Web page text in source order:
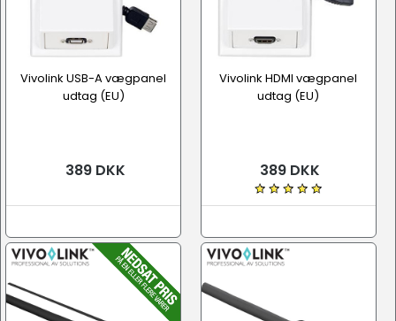
Vivolink USB-A vægpanel
udtag (EU)
389 DKK
Vivolink HDMI vægpanel
udtag (EU)
389 DKK